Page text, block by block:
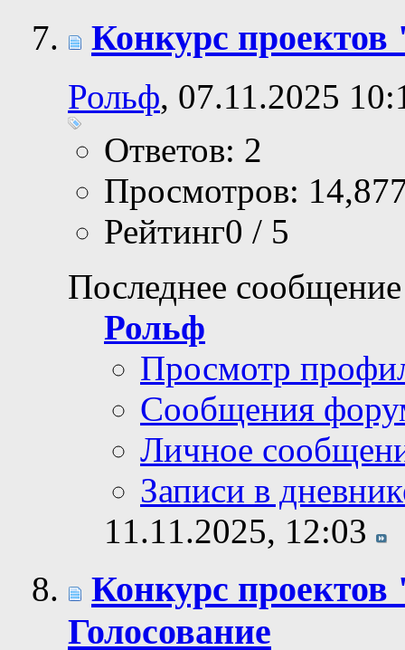
Конкурс
Рольф, 07.11.2025
Ответов: 2
Просмотров:
Рейтинг0 / 5
Последнее
Рольф
Просмотр
Сообщения
Личное
Записи в
11.11.2025, 12:03
Конкурс
Голосование